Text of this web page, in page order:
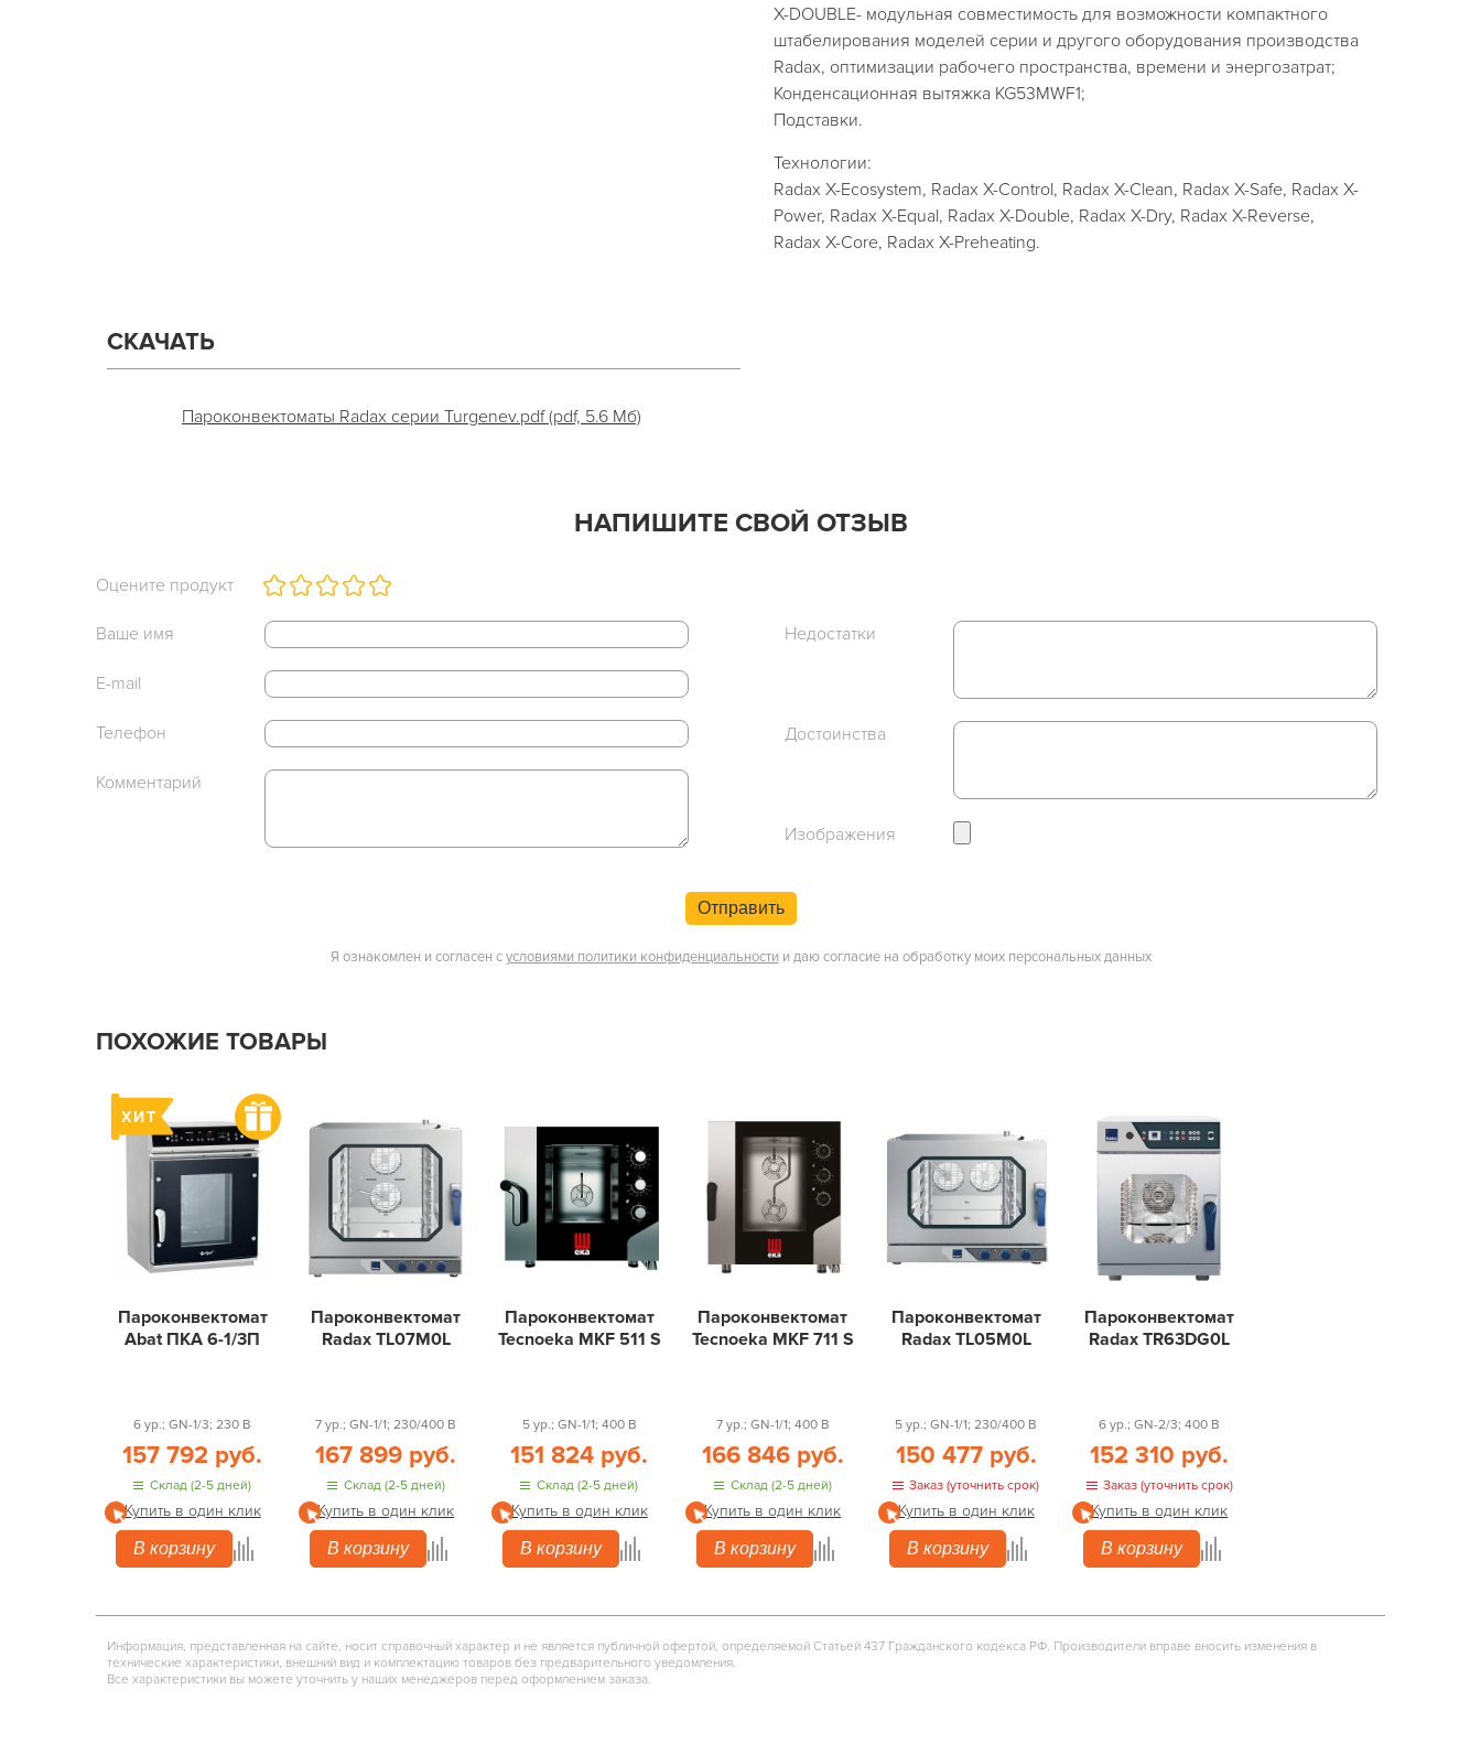
X-DOUBLE- модульная совместимость для возможности компактного
штабелирования моделей серии и другого оборудования производства
Radaх, оптимизации рабочего пространства, времени и энергозатрат;
Конденсационная вытяжка KG53MWF1;
Подставки.
Технологии:
Radax X-Ecosystem, Radax X-Control, Radax X-Clean, Radax X-Safe, Radax X-
Power, Radax X-Equal, Radax X-Double, Radax X-Dry, Radax X-Reverse,
Radax X-Core, Radax X-Preheating.
СКАЧАТЬ
Пароконвектоматы Radax серии Turgenev.pdf (pdf, 5.6 Мб)
НАПИШИТЕ СВОЙ ОТЗЫВ
Оцените продукт
Ваше имя
E-mail
Телефон
Комментарий
Недостатки
Достоинства
Изображения
Отправить
Я ознакомлен и согласен сусловиями политики конфиденциальности и даю согласие на обработку моих персональных данных
ПОХОЖИЕ ТОВАРЫ
Пароконвектомат
Abat ПКА 6-1/3П
6 ур.; GN-1/3; 230 В
157 792 руб.
Склад (2-5 дней)
Купить в один клик
В корзину
Пароконвектомат
Radax TL07M0L
7 ур.; GN-1/1; 230/400 В
167 899 руб.
Склад (2-5 дней)
Купить в один клик
В корзину
Пароконвектомат
Tecnoeka MKF 511 S
5 ур.; GN-1/1; 400 В
151 824 руб.
Склад (2-5 дней)
Купить в один клик
В корзину
Пароконвектомат
Tecnoeka MKF 711 S
7 ур.; GN-1/1; 400 В
166 846 руб.
Склад (2-5 дней)
Купить в один клик
В корзину
Пароконвектомат
Radax TL05M0L
5 ур.; GN-1/1; 230/400 В
150 477 руб.
Заказ (уточнить срок)
Купить в один клик
В корзину
Пароконвектомат
Radax TR63DG0L
6 ур.; GN-2/3; 400 В
152 310 руб.
Заказ (уточнить срок)
Купить в один клик
В корзину
Информация, представленная на сайте, носит справочный характер и не является публичной офертой, определяемой Статьей 437 Гражданского кодекса РФ. Производители вправе вносить изменения в
технические характеристики, внешний вид и комплектацию товаров без предварительного уведомления.
Все характеристики вы можете уточнить у наших менеджеров перед оформлением заказа.